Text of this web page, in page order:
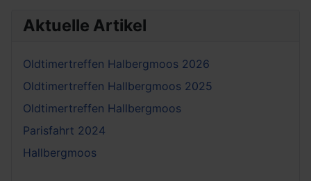
Aktuelle Artikel
Oldtimertreffen Halbergmoos 2026
Oldtimertreffen Hallbergmoos 2025
Oldtimertreffen Hallbergmoos
Parisfahrt 2024
Hallbergmoos